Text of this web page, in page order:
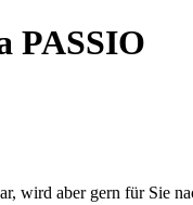
PASSIO
wird aber gern für Sie